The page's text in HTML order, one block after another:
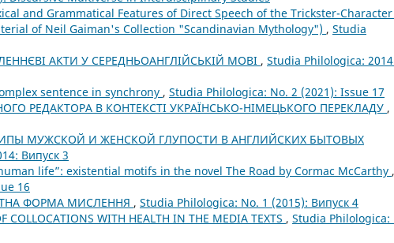
and Grammatical Features of Direct Speech of the Trickster-
of Neil Gaiman's Collection "Scandinavian Mythology") , Studia
АКТИ У СЕРЕДНЬОАНГЛІЙСЬКІЙ МОВІ , Studia Philologica:
sentence in synchrony , Studia Philologica: No. 2 (2021): Issue 17
РЕДАКТОРА В КОНТЕКСТІ УКРАЇНСЬКО-НІМЕЦЬКОГО ПЕРЕКЛАДУ ,
МУЖСКОЙ И ЖЕНСКОЙ ГЛУПОСТИ В АНГЛИЙСКИХ БЫТОВЫХ
Випуск 3
life”: existential motifs in the novel The Road by Cormac McCarthy ,
16
ФОРМА МИСЛЕННЯ , Studia Philologica: No. 1 (2015): Випуск 4
COLLOCATIONS WITH HEALTH IN THE MEDIA TEXTS , Studia Philologica: